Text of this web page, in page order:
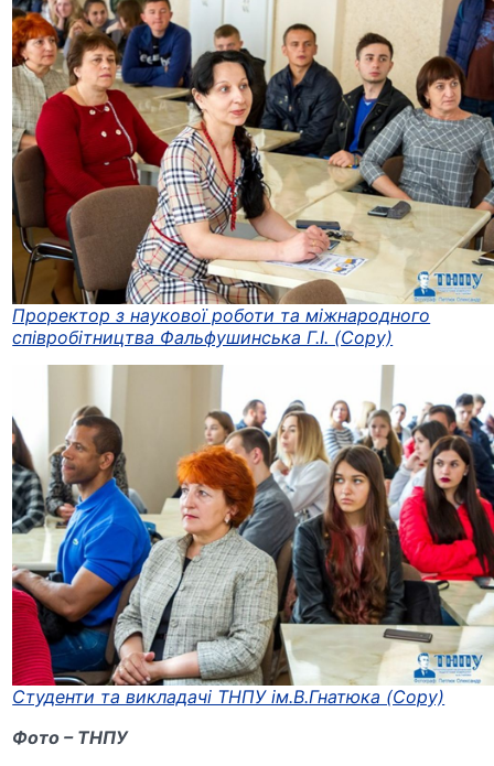
Проректор з наукової роботи та міжнародного
співробітництва Фальфушинська Г.І. (Copy)
Студенти та викладачі ТНПУ ім.В.Гнатюка (Copy)
Фото – ТНПУ